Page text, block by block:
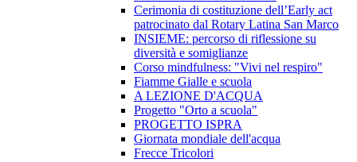
Cerimonia di costituzione dell’Early act
patrocinato dal Rotary Latina San Marco
INSIEME: percorso di riflessione su
diversità e somiglianze
Corso mindfulness: "Vivi nel respiro"
Fiamme Gialle e scuola
A LEZIONE D'ACQUA
Progetto "Orto a scuola"
PROGETTO ISPRA
Giornata mondiale dell'acqua
Frecce Tricolori